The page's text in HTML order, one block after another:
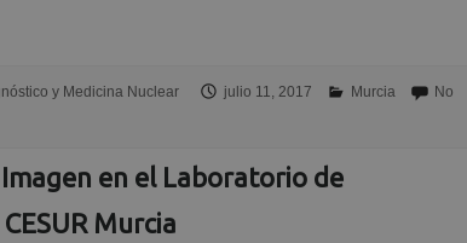
y Medicina Nuclear julio 11, 2017 Murcia
No
Imagen en el Laboratorio de
CESUR Murcia